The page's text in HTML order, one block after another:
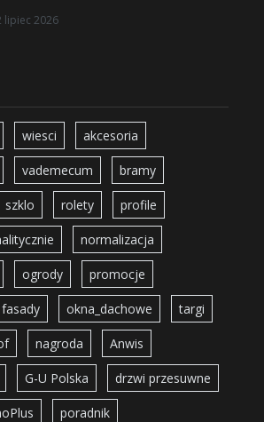
lipiec 2026
wiesci akcesoria
vademecum bramy
szklo rolety profile
normalizacja
ogrody promocje
fasady okna_dachowe targi
nagroda Anwis
G-U Polska drzwi przesuwne
poradnik